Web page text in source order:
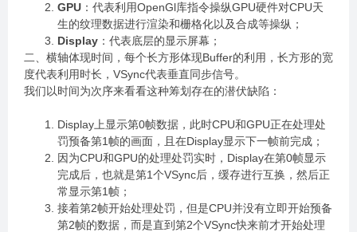
GPU ：代表利用OpenGl库指令操纵GPU硬件对CPU天
生的纹理数据进行渲染和栅格化以及合成等操纵；
Display ：代表底层的显示屏幕；
二、横轴体现时间，每个长方形体现Buffer的利用，长方形的宽
度代表利用时长，VSync代表垂直同步信号。
我们以时间为次序来看看这种筹划存在的潜伏缺陷：
Display上显示第0帧数据，此时CPU和GPU正在处理处
罚预备第1帧的画面，且在Display显示下一帧前完成；
因为CPU和GPU的处理处罚实时，Display在第0帧显示
完成后，也就是第1个VSync后，缓存进行互换，然后正
常显示第1帧；
接着第2帧开始处理处罚，但是CPU并没有立即开始预备
第2帧的数据，而是直到第2个VSync快来前才开始处理